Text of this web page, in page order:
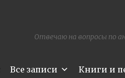
Отвечаю на вопросы по
Все записи Книги и